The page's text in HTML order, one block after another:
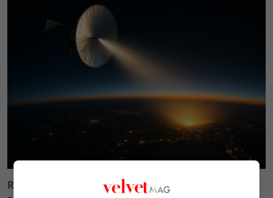
Reflect Orbital: gli specchi spaziali che promettono il